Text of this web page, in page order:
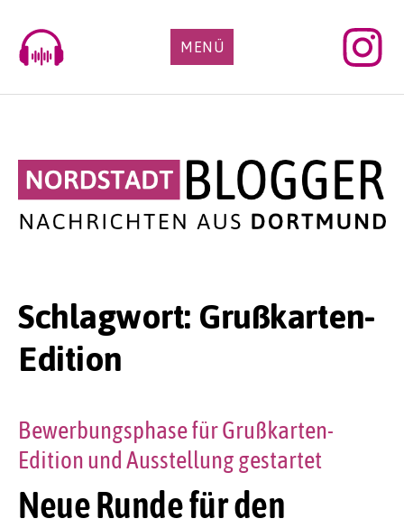
content
MENÜ
Schlagwort: Grußkarten-
Edition
Neue Runde für den
Bewerbungsphase für Grußkarten-
Edition und Ausstellung gestartet